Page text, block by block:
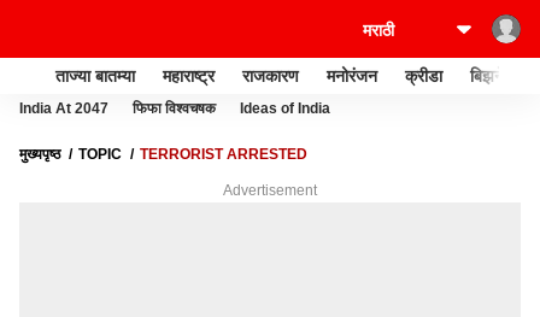
ताज्या बातम्या महाराष्ट्र राजकारण मनोरंजन क्रीडा बिझनेस
India At 2047 फिफा विश्वचषक Ideas of India
मुख्यपृष्ठ TOPIC TERRORIST ARRESTED
Advertisement